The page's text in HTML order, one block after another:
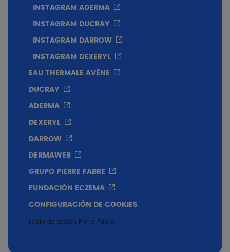
INSTAGRAM ADERMA
INSTAGRAM DUCRAY
INSTAGRAM DARROW
INSTAGRAM DEXERYL
EAU THERMALE AVÈNE
DUCRAY
ADERMA
DEXERYL
DARROW
DERMAWEB
GRUPO PIERRE FABRE
FUNDACIÓN ECZEMA
CONFIGURACIÓN DE COOKIES
Inicio de sesión Pierre Fabre